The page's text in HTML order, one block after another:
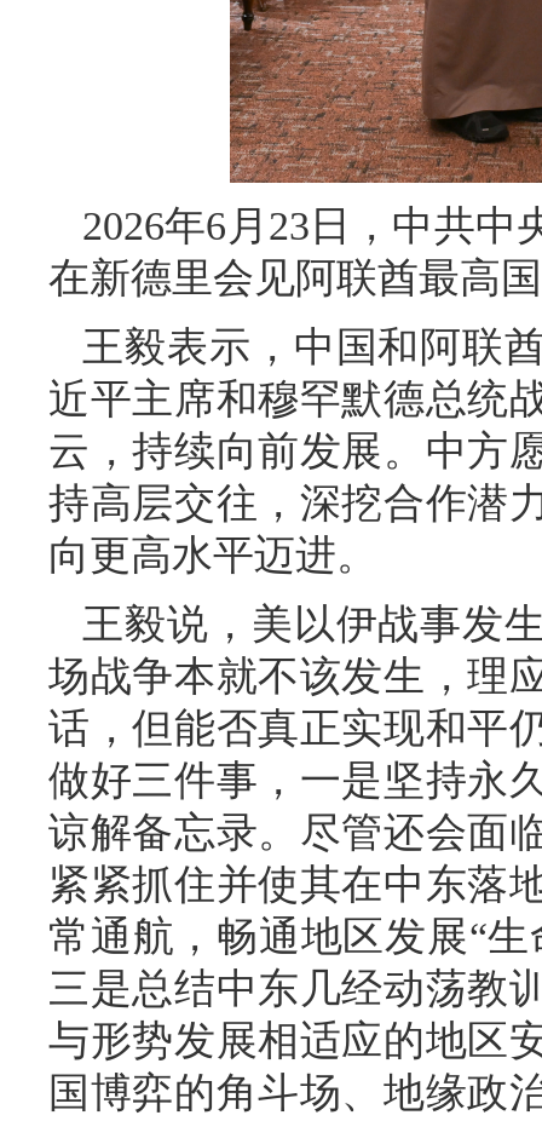
2026年6月23日，中共
在新德里会见阿联酋最高
王毅表示，中国和阿联
近平主席和穆罕默德总统
云，持续向前发展。中方
持高层交往，深挖合作潜
向更高水平迈进。
王毅说，美以伊战事发
场战争本就不该发生，理
话，但能否真正实现和平
做好三件事，一是坚持永
谅解备忘录。尽管还会面
紧紧抓住并使其在中东落
常通航，畅通地区发展“
三是总结中东几经动荡教
与形势发展相适应的地区
国博弈的角斗场、地缘政